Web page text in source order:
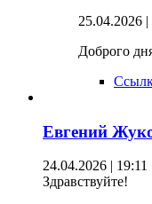
25.04.2026 |
Доброго
Евгений
24.04.2026 | 19:11
Здравствуйте!